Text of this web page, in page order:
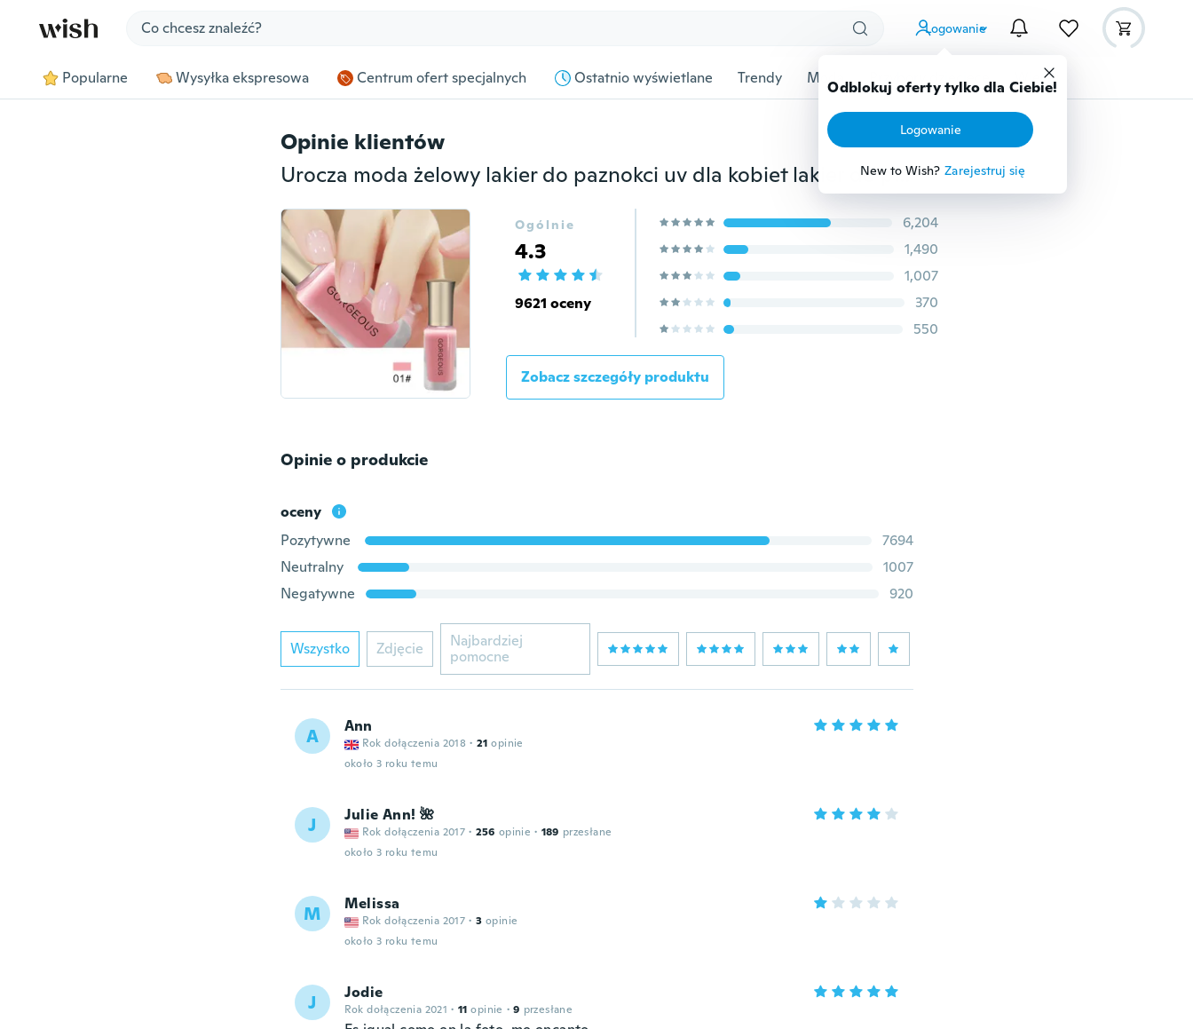
Logowanie
Odblokuj oferty tylko dla Ciebie!
Logowanie
New to Wish? Zarejestruj się
Popularne Wysyłka ekspresowa Centrum ofert specjalnych Ostatnio wyświetlane Trendy Moda Przybory dziecięce Więcej
Opinie klientów
Urocza moda żelowy lakier do paznokci uv dla kobiet lakier do paznokci Vernis półtrwały lakier żelowy
Ogólnie
4.3
9621 oceny
6,204
1,490
1,007
370
550
Zobacz szczegóły produktu
Opinie o produkcie
oceny
Pozytywne
7694
Neutralny
1007
Negatywne
920
Wszystko Zdjęcie
Najbardziej
pomocne
A Ann
Rok dołączenia 2018 · 21 opinie
około 3 roku temu
J Julie Ann! 🌺
Rok dołączenia 2017 · 256 opinie · 189 przesłane
około 3 roku temu
M Melissa
Rok dołączenia 2017 · 3 opinie
około 3 roku temu
J Jodie
Rok dołączenia 2021 · 11 opinie · 9 przesłane